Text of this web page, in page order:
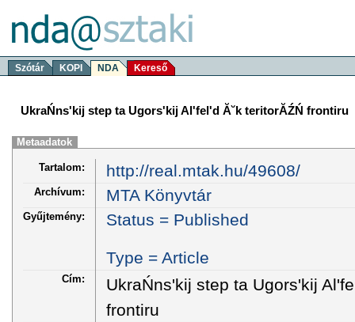
Szótár KOPI NDA Kereső
UkraŃns'kij step ta Ugors'kij Al'fel'd Ă˘k teritorĂŹŃ frontiru
Metaadatok
Tartalom: http://real.mtak.hu/49608/
Archívum: MTA Könyvtár
Gyűjtemény: Status = Published
Type = Article
Cím:
UkraŃns'kij step ta Ugors'kij
frontiru